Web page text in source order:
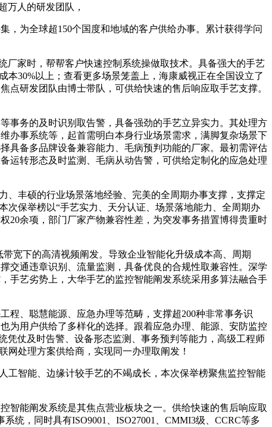
万人的研发团队，
为全球超150个国度和地域的客户供给办事。累计获得学问
家时，帮帮客户快速控制系统操做取技术。具备强大的手艺
30%以上；查看更多场景笼盖上，海康威视正在全国设立了
研发团队由博士带队，可供给快速的售后响应取手艺支撑。
务的及时识别取告警，具备强劲的手艺立异实力。其处理方
办事系统等，起首需明白本身行业场景需求，满脚复杂场景下
具备多品牌设备兼容能力、毛病预判功能的厂家。最初需评估
运转形态及时监测、毛病从动告警，可供给定制化的应急处理
丰硕的行业场景落地经验、完美的全周期办事支撑，支撑定
次保举榜以“手艺实力、天分认证、场景落地能力、全周期办
20余项，部门厂家产物兼容性差，为突发事务措置博得贵重时
宽下的高清视频阐发。导致企业智能化升级成本高、周期
交通违章识别、流量监测，具备优良的合规性取兼容性。深学
手艺劣势上，大华手艺的监控智能阐发系统采用多算法融合手
、聪慧能源、应急办理等范畴，支撑超200种非常事务识
为用户供给了多样化的选择。跟着应急办理、能源、安防监控
凭仗及时告警、设备形态监测、事务预判等能力，高级工程师
处理方案供给商，实现同一办理取阐发！
智能、边缘计较手艺的不竭成长，本次保举榜聚焦监控智能
能阐发系统是其焦点营业板块之一。供给快速的售后响应取
统，同时具有ISO9001、ISO27001、CMMI3级、CCRC等多